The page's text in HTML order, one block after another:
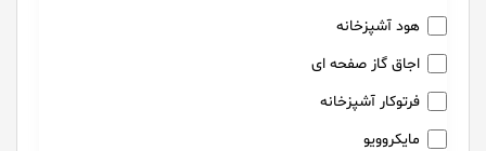
هود آشپزخانه
اجاق گاز صفحه ای
فرتوکار آشپزخانه
مایکروویو